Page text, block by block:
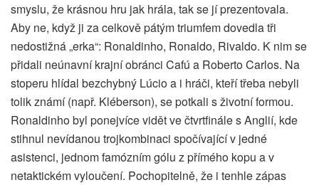
smyslu, že krásnou hru jak hrála, tak se jí prezentovala.
Aby ne, když ji za celkově pátým triumfem dovedla tři
nedostižná „erka“: Ronaldinho, Ronaldo, Rivaldo. K nim se
přidali neúnavní krajní obránci Cafú a Roberto Carlos. Na
stoperu hlídal bezchybný Lúcio a i hráči, kteří třeba nebyli
tolik známí (např. Kléberson), se potkali s životní formou.
Ronaldinho byl ponejvíce vidět ve čtvrtfinále s Anglií, kde
stihnul nevídanou trojkombinaci spočívající v jedné
asistenci, jednom famózním gólu z přímého kopu a v
netaktickém vyloučení. Pochopitelně, že i tenhle zápas